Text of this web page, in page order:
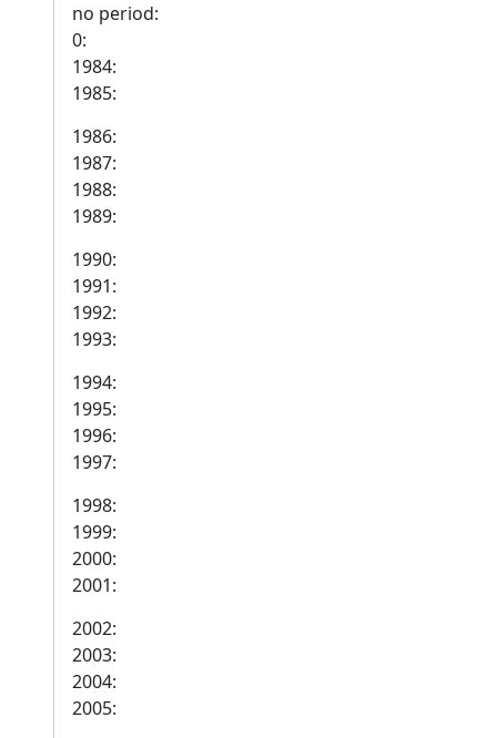
no period:
0:
1984:
1985:
1986:
1987:
1988:
1989:
1990:
1991:
1992:
1993:
1994:
1995:
1996:
1997:
1998:
1999:
2000:
2001:
2002:
2003:
2004:
2005: